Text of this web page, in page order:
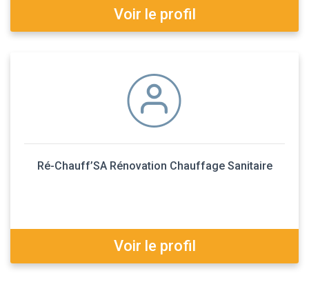
Voir le profil
Ré-Chauff’SA Rénovation Chauffage Sanitaire
Voir le profil